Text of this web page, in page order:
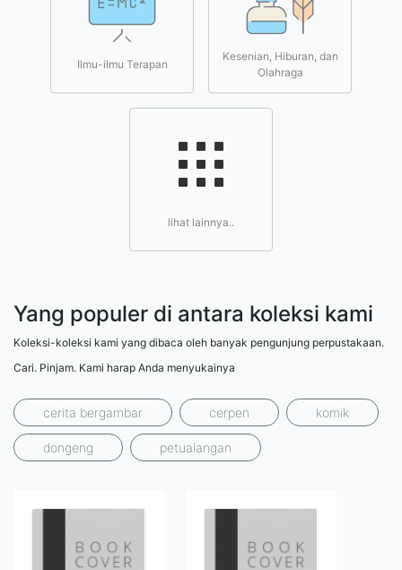
Ilmu-ilmu Terapan
Kesenian, Hiburan, dan
Olahraga
lihat lainnya..
Yang populer di antara koleksi kami
Koleksi-koleksi kami yang dibaca oleh banyak pengunjung perpustakaan.
Cari. Pinjam. Kami harap Anda menyukainya
cerita bergambar cerpen komik
dongeng petualangan